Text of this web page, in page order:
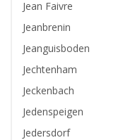
Jean Faivre
Jeanbrenin
Jeanguisboden
Jechtenham
Jeckenbach
Jedenspeigen
Jedersdorf